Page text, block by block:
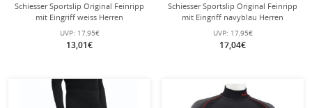
Schiesser Sportslip Original Feinripp
mit Eingriff weiss Herren
UVP: 17,95€
13,01€
Schiesser Sportslip Original Feinripp
mit Eingriff navyblau Herren
UVP: 17,95€
17,04€